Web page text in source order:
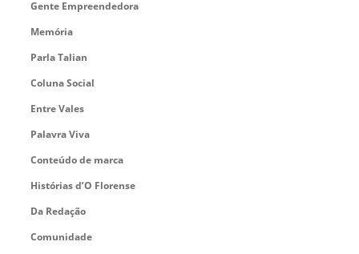
Gente Empreendedora
Memória
Parla Talian
Coluna Social
Entre Vales
Palavra Viva
Conteúdo de marca
Histórias d’O Florense
Da Redação
Comunidade